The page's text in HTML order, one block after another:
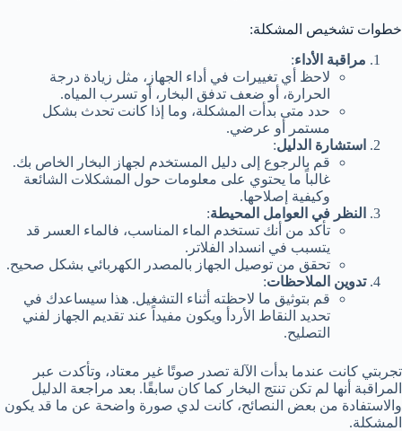
خطوات تشخيص المشكلة:
مراقبة الأداء:
لاحظ أي تغييرات في أداء الجهاز، مثل زيادة درجة
الحرارة، أو ضعف تدفق البخار، أو تسرب المياه.
حدد متى بدأت المشكلة، وما إذا كانت تحدث بشكل
مستمر أو عرضي.
استشارة الدليل:
قم بالرجوع إلى دليل المستخدم لجهاز البخار الخاص بك.
غالباً ما يحتوي على معلومات حول المشكلات الشائعة
وكيفية إصلاحها.
النظر في العوامل المحيطة:
تأكد من أنك تستخدم الماء المناسب، فالماء العسر قد
يتسبب في انسداد الفلاتر.
تحقق من توصيل الجهاز بالمصدر الكهربائي بشكل صحيح.
تدوين الملاحظات:
قم بتوثيق ما لاحظته أثناء التشغيل. هذا سيساعدك في
تحديد النقاط الأردأ ويكون مفيداً عند تقديم الجهاز لفني
التصليح.
تجربتي كانت عندما بدأت الآلة تصدر صوتًا غير معتاد، وتأكدت عبر
المراقبة أنها لم تكن تنتج البخار كما كان سابقًا. بعد مراجعة الدليل
والاستفادة من بعض النصائح، كانت لدي صورة واضحة عن ما قد يكون
المشكلة.